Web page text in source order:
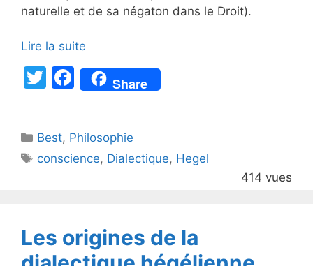
naturelle et de sa négaton dans le Droit).
Lire la suite
T
er
F
a
e
b
k
Share
Catégories
Best, Philosophie
Étiquettes
conscience, Dialectique, Hegel
414 vues
Les origines de la